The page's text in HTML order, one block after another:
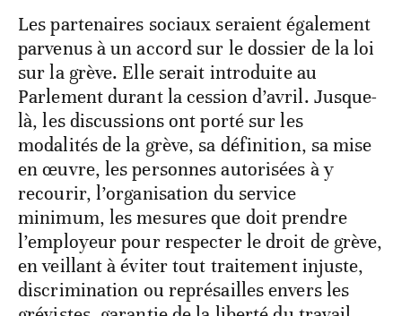
Les partenaires sociaux seraient également
parvenus à un accord sur le dossier de la loi
sur la grève. Elle serait introduite au
Parlement durant la cession d’avril. Jusque-
là, les discussions ont porté sur les
modalités de la grève, sa définition, sa mise
en œuvre, les personnes autorisées à y
recourir, l’organisation du service
minimum, les mesures que doit prendre
l’employeur pour respecter le droit de grève,
en veillant à éviter tout traitement injuste,
discrimination ou représailles envers les